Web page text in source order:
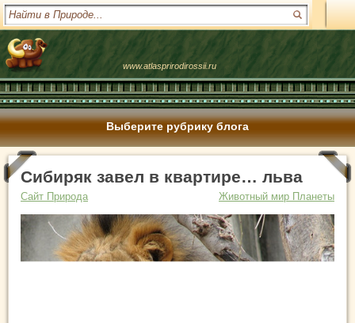
www.atlasprirodirossii.ru
Выберите рубрику блога
Сибиряк завел в квартире… льва
Сайт Природа Животный мир Планеты